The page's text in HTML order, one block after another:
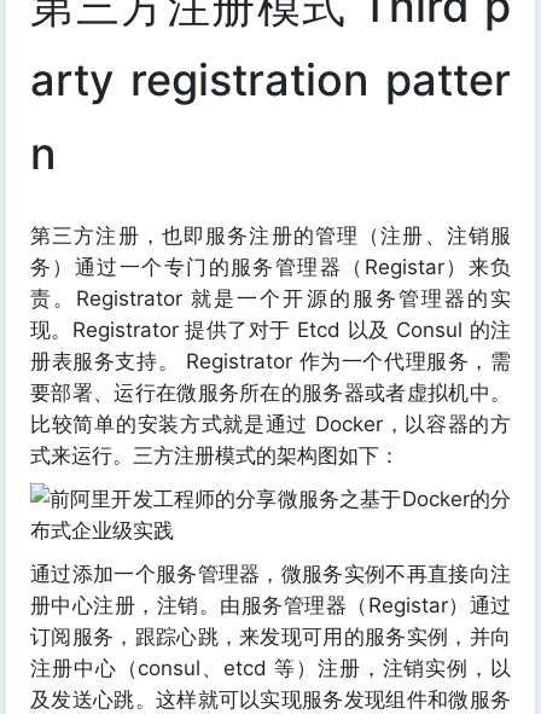
arty registration patter
n
第三方注册，也即服务注册的管理（注册、注销服
务）通过一个专门的服务管理器（Registar）来负
责。Registrator 就是一个开源的服务管理器的实
现。Registrator 提供了对于 Etcd 以及 Consul 的注
册表服务支持。 Registrator 作为一个代理服务，需
要部署、运行在微服务所在的服务器或者虚拟机中。
比较简单的安装方式就是通过 Docker，以容器的方
式来运行。三方注册模式的架构图如下：
通过添加一个服务管理器，微服务实例不再直接向注
册中心注册，注销。由服务管理器（Registar）通过
订阅服务，跟踪心跳，来发现可用的服务实例，并向
注册中心（consul、etcd 等）注册，注销实例，以
及发送心跳。这样就可以实现服务发现组件和微服务